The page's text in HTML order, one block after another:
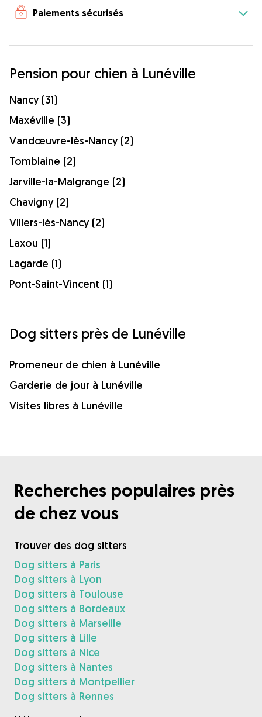
Paiements sécurisés
Pension pour chien à Lunéville
Nancy (31)
Maxéville (3)
Vandœuvre-lès-Nancy (2)
Tomblaine (2)
Jarville-la-Malgrange (2)
Chavigny (2)
Villers-lès-Nancy (2)
Laxou (1)
Lagarde (1)
Pont-Saint-Vincent (1)
Dog sitters près de Lunéville
Promeneur de chien à Lunéville
Garderie de jour à Lunéville
Visites libres à Lunéville
Recherches populaires près
de chez vous
Trouver des dog sitters
Dog sitters à Paris
Dog sitters à Lyon
Dog sitters à Toulouse
Dog sitters à Bordeaux
Dog sitters à Marseille
Dog sitters à Lille
Dog sitters à Nice
Dog sitters à Nantes
Dog sitters à Montpellier
Dog sitters à Rennes